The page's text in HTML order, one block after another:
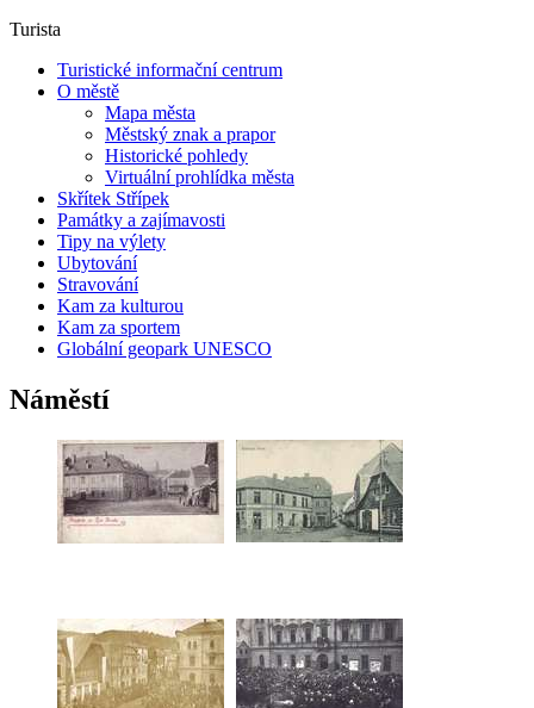
Turista
Turistické informační centrum
O městě
Mapa města
Městský znak a prapor
Historické pohledy
Virtuální prohlídka města
Skřítek Střípek
Památky a zajímavosti
Tipy na výlety
Ubytování
Stravování
Kam za kulturou
Kam za sportem
Globální geopark UNESCO
Náměstí